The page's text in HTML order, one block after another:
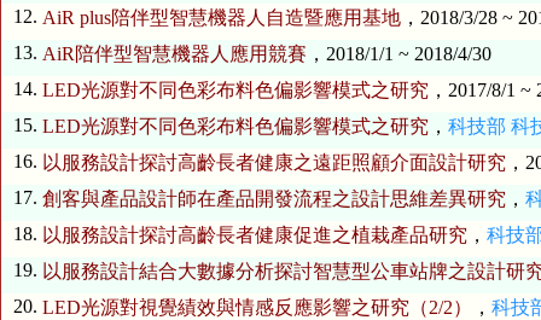
12. AiR plus陪伴型智慧機器人自造暨應用基地 ，2018/3/28 ~
13. AiR陪伴型智慧機器人應用競賽 ，2018/1/1 ~ 2018/4/30
14. LED光源對不同色彩布料色偏影響模式之研究 ，2017/8/1 ~
15. LED光源對不同色彩布料色偏影響模式之研究 ，科技部科
16. 以服務設計探討高齡長者健康之遠距照顧介面設計研究 ，
17. 創客與產品設計師在產品開發流程之設計思維差異研究 ，
18. 以服務設計探討高齡長者健康促進之植栽產品研究 ，科技
19. 以服務設計結合大數據分析探討智慧型公車站牌之設計研
20. LED光源對視覺績效與情感反應影響之研究（2/2） ，科技